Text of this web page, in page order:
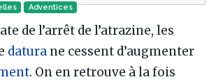
Adventices
de l’arrêt de l’atrazine, les
datura ne cessent d’augmenter
. On en retrouve à la fois